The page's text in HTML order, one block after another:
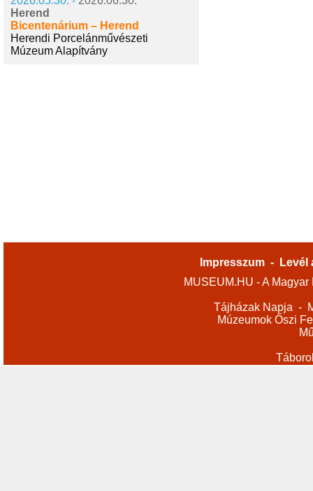
Herend
Bicentenárium – Herend
Herendi Porcelánművészeti
Múzeum Alapítvány
Impresszum -
Levél
MUSEUM.HU - A
Tájházak Napja -
Múzeumok Őszi